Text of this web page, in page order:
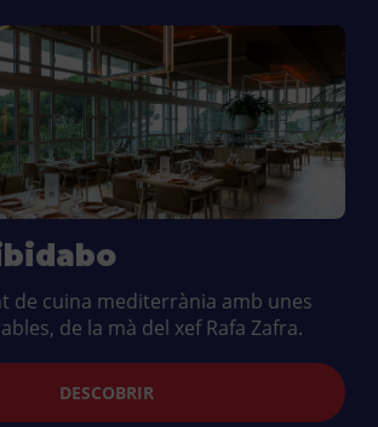
de cuina mediterrània amb unes
de la mà del xef Rafa Zafra.
DESCOBRIR